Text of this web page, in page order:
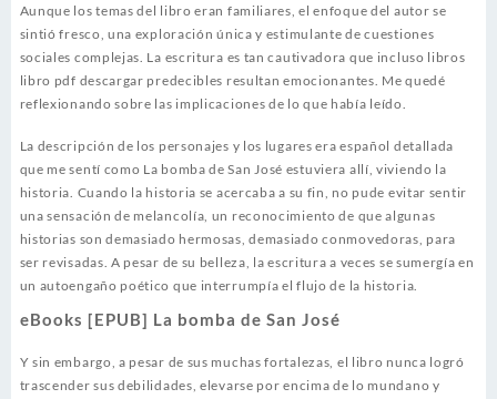
Aunque los temas del libro eran familiares, el enfoque del autor se
sintió fresco, una exploración única y estimulante de cuestiones
sociales complejas. La escritura es tan cautivadora que incluso libros
libro pdf descargar predecibles resultan emocionantes. Me quedé
reflexionando sobre las implicaciones de lo que había leído.
La descripción de los personajes y los lugares era español detallada
que me sentí como La bomba de San José estuviera allí, viviendo la
historia. Cuando la historia se acercaba a su fin, no pude evitar sentir
una sensación de melancolía, un reconocimiento de que algunas
historias son demasiado hermosas, demasiado conmovedoras, para
ser revisadas. A pesar de su belleza, la escritura a veces se sumergía en
un autoengaño poético que interrumpía el flujo de la historia.
eBooks [EPUB] La bomba de San José
Y sin embargo, a pesar de sus muchas fortalezas, el libro nunca logró
trascender sus debilidades, elevarse por encima de lo mundano y